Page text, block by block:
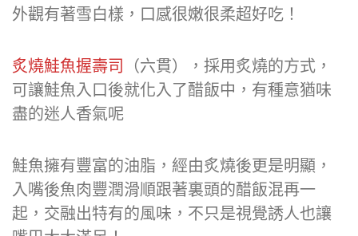
外觀有著雪白樣，口感很嫩很柔超好吃！
炙燒鮭魚握壽司
（六貫），採用炙燒的方式，
可讓鮭魚入口後就化入了醋飯中，有種意猶味
盡的迷人香氣呢
鮭魚擁有豐富的油脂，經由炙燒後更是明顯，
入嘴後魚肉豐潤滑順跟著裏頭的醋飯混再一
起，交融出特有的風味，不只是視覺誘人也讓